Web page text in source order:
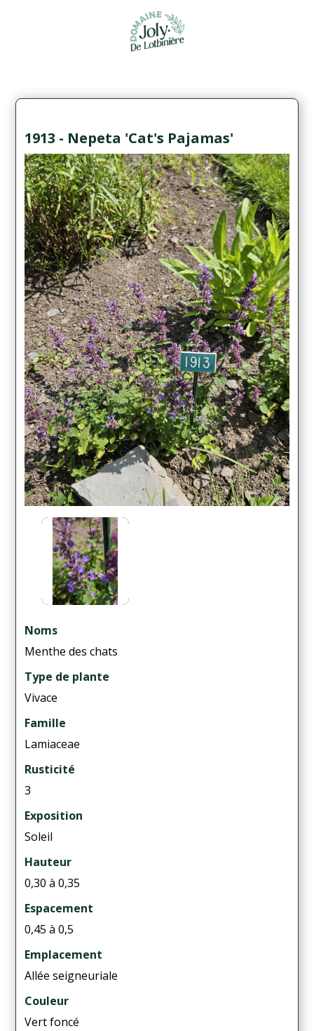
1913 - Nepeta 'Cat's Pajamas'
Noms
Menthe des chats
Type de plante
Vivace
Famille
Lamiaceae
Rusticité
3
Exposition
Soleil
Hauteur
0,30 à 0,35
Espacement
0,45 à 0,5
Emplacement
Allée seigneuriale
Couleur
Vert foncé